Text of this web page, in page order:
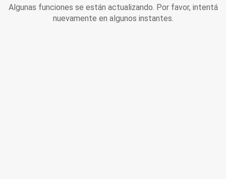
Algunas funciones se están actualizando. Por favor, intentá
nuevamente en algunos instantes.